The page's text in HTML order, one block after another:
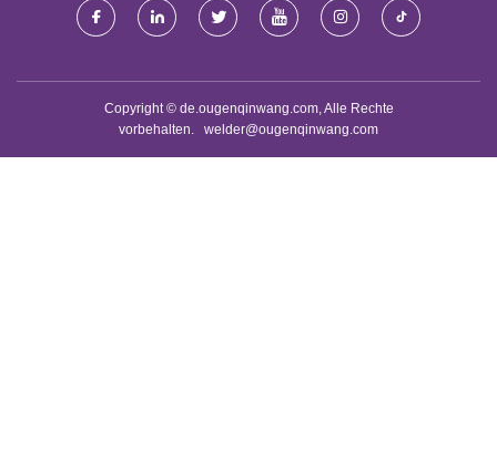
Copyright © de.ougenqinwang.com, Alle Rechte
vorbehalten. welder@ougenqinwang.com